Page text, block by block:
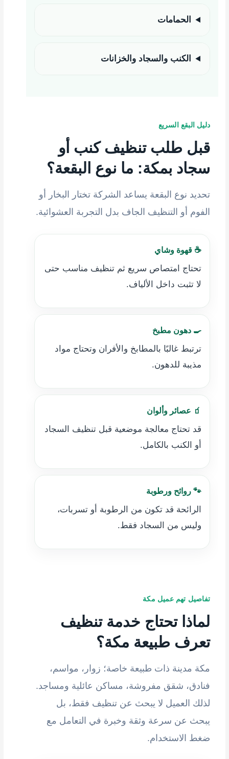
الحمامات
الكنب والسجاد والخزانات
دليل البقع السريع
قبل طلب تنظيف كنب أو
سجاد بمكة: ما نوع البقعة؟
تحديد نوع البقعة يساعد الشركة تختار البخار أو
الفوم أو التنظيف الجاف بدل التجربة العشوائية.
☕ قهوة وشاي
تحتاج امتصاص سريع ثم تنظيف مناسب حتى
لا تثبت داخل الألياف.
🍳 دهون مطبخ
ترتبط غالبًا بالمطابخ والأفران وتحتاج مواد
مذيبة للدهون.
🧃 عصائر وألوان
قد تحتاج معالجة موضعية قبل تنظيف السجاد
أو الكنب بالكامل.
🐾 روائح ورطوبة
الرائحة قد تكون من الرطوبة أو تسربات،
وليس من السجاد فقط.
تفاصيل تهم عميل مكة
لماذا تحتاج خدمة تنظيف
تعرف طبيعة مكة؟
مكة مدينة ذات طبيعة خاصة؛ زوار، مواسم،
فنادق، شقق مفروشة، مساكن عائلية ومساجد.
لذلك العميل لا يبحث عن تنظيف فقط، بل
يبحث عن سرعة وثقة وخبرة في التعامل مع
ضغط الاستخدام.